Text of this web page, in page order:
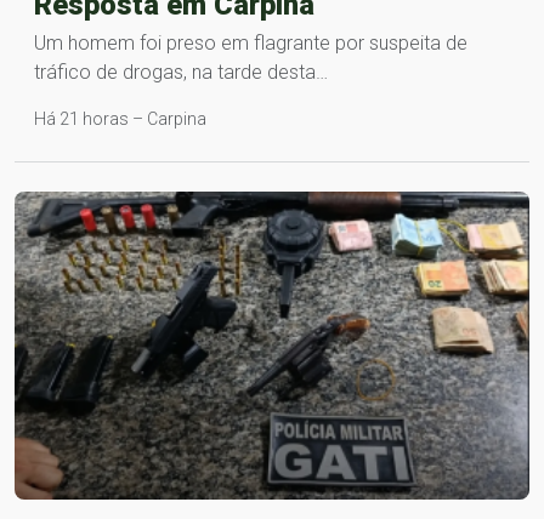
Um homem foi preso em flagrante por suspeita de
tráfico de drogas, na tarde desta…
Há 21 horas – Carpina